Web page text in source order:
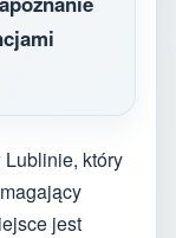
który
jest